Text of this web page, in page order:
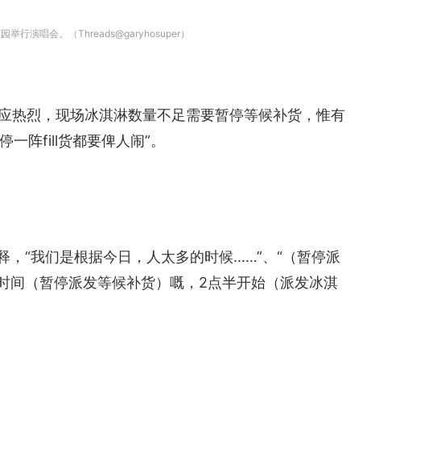
举行演唱会。（Threads@garyhosuper）
烈，现场冰淇淋数量不足需要暂停等候补货，惟有
阵fill货都要俾人闹”。
“我们是根据今日，人太多的时候……”、“（暂停派
间（暂停派发等候补货）嘅，2点半开始（派发冰淇